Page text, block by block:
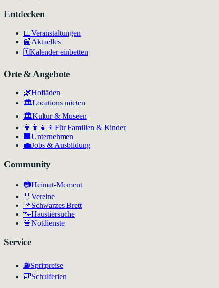
Entdecken
📅Veranstaltungen
📰Aktuelles
🗓️Kalender einbetten
Orte & Angebote
🌿Hofläden
🏛️Locations mieten
🏛Kultur & Museen
👨‍👩‍👧‍👦 Für Familien & Kinder
🏢 Unternehmen
💼Jobs & Ausbildung
Community
📷Heimat-Moment
🏅 Vereine
📌Schwarzes Brett
🐾Haustiersuche
🚨Notdienste
Service
⛽Spritpreise
🎒Schulferien